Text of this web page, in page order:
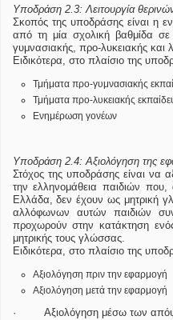
Υποδράση 2.3: Λειτουργία
Σκοπός της υποδράσης είναι η
από τη μία σχολική βαθμίδα
γυμνασιακής, προ-λυκειακής και
Ειδικότερα, στο πλαίσιο της
Τμήματα προ-γυμνασιακής
Τμήματα προ-λυκειακής
Ενημέρωση γονέων
Υποδράση 2.4: Αξιολόγηση της
Στόχος της υποδράσης είναι να
την ελληνομάθεια παιδιών που,
Ελλάδα, δεν έχουν ως μητρική
αλλόφωνων αυτών παιδιών
προχωρούν στην κατάκτηση
μητρικής τους γλώσσας.
Ειδικότερα, στο πλαίσιο της
Αξιολόγηση πριν την εφαρμογή
Αξιολόγηση μετά την εφαρμογή
· Αξιολόγηση μέσω των